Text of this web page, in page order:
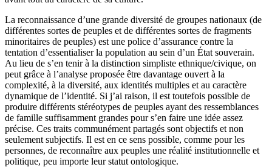
La reconnaissance d’une grande diversité de groupes nationaux (de
différentes sortes de peuples et de différentes sortes de fragments
minoritaires de peuples) est une police d’assurance contre la
tentation d’essentialiser la population au sein d’un État souverain.
Au lieu de s’en tenir à la distinction simpliste ethnique/civique, on
peut grâce à l’analyse proposée être davantage ouvert à la
complexité, à la diversité, aux identités multiples et au caractère
dynamique de l’identité. Si j’ai raison, il est toutefois possible de
produire différents stéréotypes de peuples ayant des ressemblances
de famille suffisamment grandes pour s’en faire une idée assez
précise. Ces traits communément partagés sont objectifs et non
seulement subjectifs. Il est en ce sens possible, comme pour les
personnes, de reconnaître aux peuples une réalité institutionnelle et
politique, peu importe leur statut ontologique.